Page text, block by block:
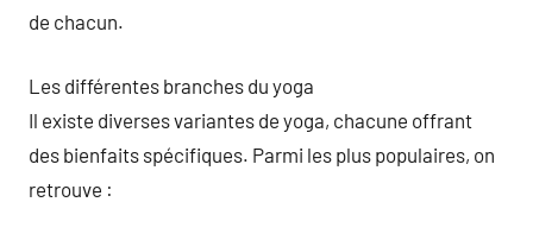
de chacun.
Les différentes branches du yoga
Il existe diverses variantes de yoga, chacune offrant
des bienfaits spécifiques. Parmi les plus populaires, on
retrouve :